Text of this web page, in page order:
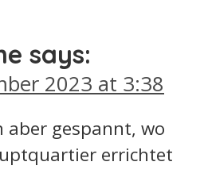
says:
2023 at 3:38
aber gespannt, wo
errichtet